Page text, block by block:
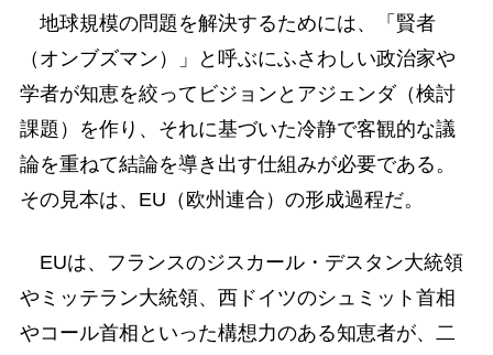
地球規模の問題を解決するためには、「賢者
（オンブズマン）」と呼ぶにふさわしい政治家や
学者が知恵を絞ってビジョンとアジェンダ（検討
課題）を作り、それに基づいた冷静で客観的な議
論を重ねて結論を導き出す仕組みが必要である。
その見本は、EU（欧州連合）の形成過程だ。
EUは、フランスのジスカール・デスタン大統領
やミッテラン大統領、西ドイツのシュミット首相
やコール首相といった構想力のある知恵者が、二